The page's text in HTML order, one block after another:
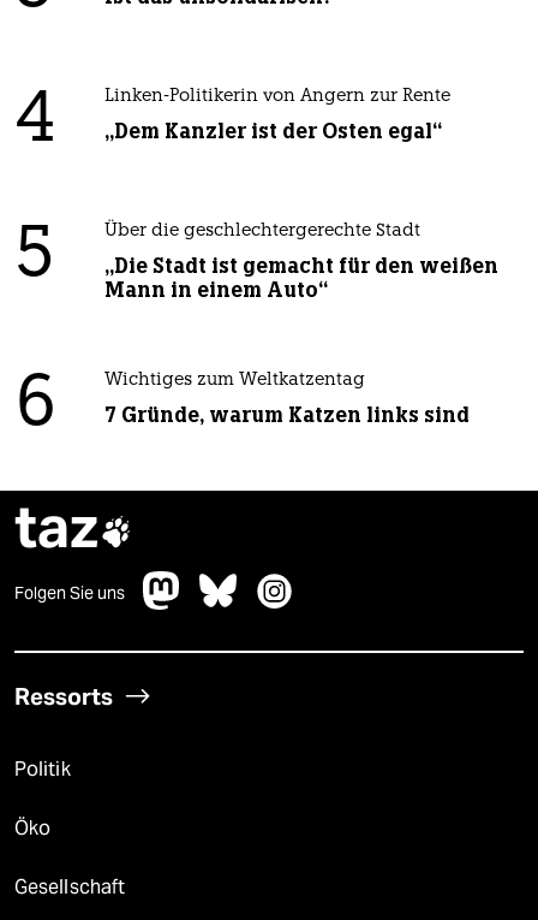
4 Linken-Politikerin von Angern zur Rente
„Dem Kanzler ist der Osten egal“
5 Über die geschlechtergerechte Stadt
„Die Stadt ist gemacht für den weißen
Mann in einem Auto“
6 Wichtiges zum Weltkatzentag
7 Gründe, warum Katzen links sind
taz
Folgen Sie uns
Ressorts
Politik
Öko
Gesellschaft